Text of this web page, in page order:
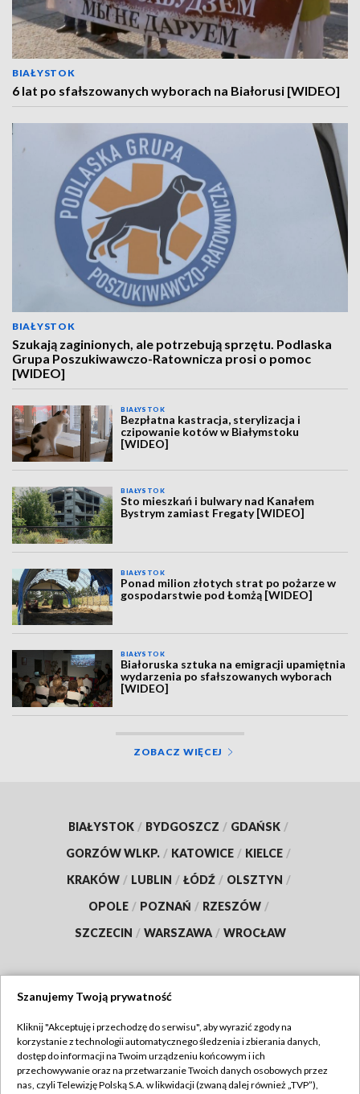
BIAŁYSTOK
6 lat po sfałszowanych wyborach na Białorusi [WIDEO]
BIAŁYSTOK
Szukają zaginionych, ale potrzebują sprzętu. Podlaska
Grupa Poszukiwawczo-Ratownicza prosi o pomoc
[WIDEO]
BIAŁYSTOK
Bezpłatna kastracja, sterylizacja i
czipowanie kotów w Białymstoku
[WIDEO]
BIAŁYSTOK
Sto mieszkań i bulwary nad Kanałem
Bystrym zamiast Fregaty [WIDEO]
BIAŁYSTOK
Ponad milion złotych strat po pożarze w
gospodarstwie pod Łomżą [WIDEO]
BIAŁYSTOK
Białoruska sztuka na emigracji upamiętnia
wydarzenia po sfałszowanych wyborach
[WIDEO]
ZOBACZ WIĘCEJ
BIAŁYSTOK / BYDGOSZCZ / GDAŃSK /
GORZÓW WLKP. / KATOWICE / KIELCE /
KRAKÓW / LUBLIN / ŁÓDŹ / OLSZTYN /
OPOLE / POZNAŃ / RZESZÓW /
SZCZECIN / WARSZAWA / WROCŁAW
TVP
Abonament TVP
Regulamin TVP
Szanujemy Twoją prywatność
Kliknij "Akceptuję i przechodzę do serwisu", aby wyrazić zgody na
korzystanie z technologii automatycznego śledzenia i zbierania danych,
dostęp do informacji na Twoim urządzeniu końcowym i ich
przechowywanie oraz na przetwarzanie Twoich danych osobowych przez
nas, czyli Telewizję Polską S.A. w likwidacji (zwaną dalej również „TVP”),